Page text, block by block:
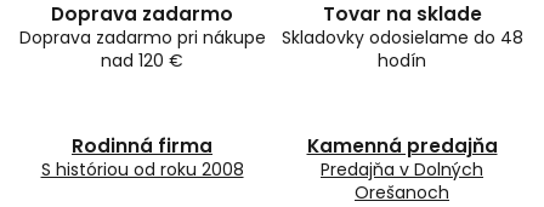
Doprava zadarmo
Doprava zadarmo pri nákupe
nad 120 €
Tovar na sklade
Skladovky odosielame do 48
hodín
Rodinná firma
S históriou od roku 2008
Kamenná predajňa
Predajňa v Dolných
Orešanoch